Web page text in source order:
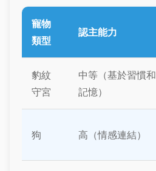
寵物
類型
認主能力
豹紋
守宮
中等（基於習慣和
記憶）
狗 高（情感連結）